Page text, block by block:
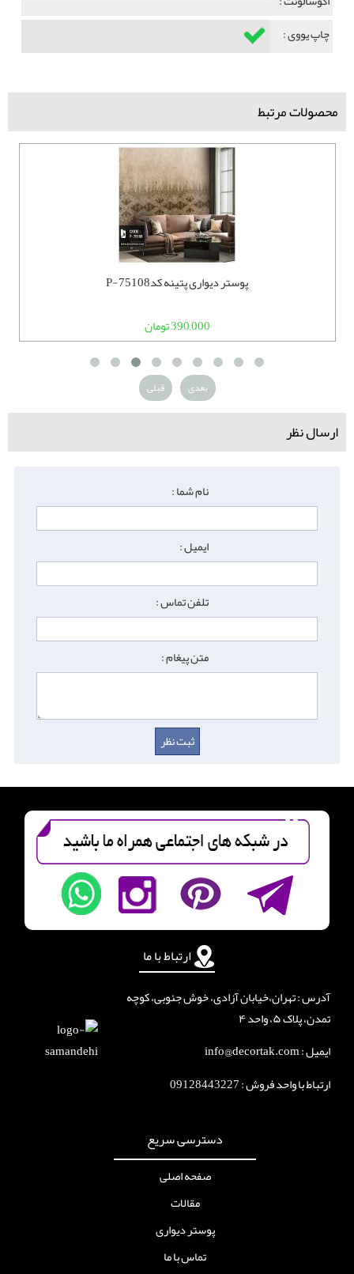
چاپ یووی :
محصولات مرتبط
پوستر دیواری پتینه کدP-75108
390,000 تومان
قبلی بعدی
ارسال نظر
نام شما :
ایمیل :
تلفن تماس :
متن پیغام :
دسترسی سریع
صفحه اصلی
مقالات
پوستر دیواری
تماس با ما
ارتباط با ما
آدرس : تهران،خیابان آزادی، خوش جنوبی، کوچه
تمدن، پلاک ۵، واحد ۴
ایمیل : info@decortak.com
ارتباط با واحد فروش :09128443227